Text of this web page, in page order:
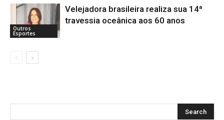
Outros
Esportes
Velejadora brasileira realiza sua 14ª
travessia oceânica aos 60 anos